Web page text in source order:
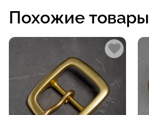
Похожие товары